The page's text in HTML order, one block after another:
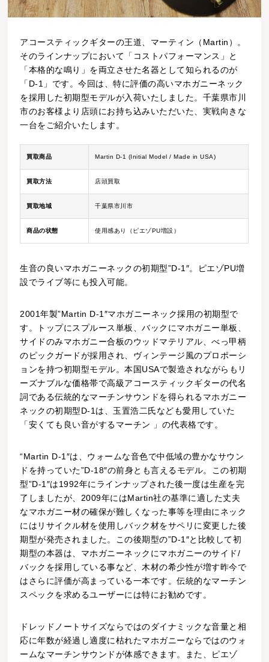
アコースティックギターの王道、マーティン（Martin）。
そのラインナップにおいて「コストパフォーマンス」と
「本格的な鳴り」を両立させた名器として知られるのが
「D-1」です。今回は、特に評価の高いマホガニーネック
を採用した初期型モデルが入荷いたしました。千葉県市川
市のお客様より店頭にお持ち込みいただいた、実戦向きな
一台をご紹介いたします。
買取商品 Martin D-1 (Initial Model / Made in USA)
買取方法 店頭買取
買取地域 千葉県市川市
商品の状態 使用感あり（ピエゾPU増設）
生音の良いマホガニーネックの初期型”D-1″。ピエゾPU増
設でライブ等にも投入可能。
2001年製”Martin D-1″マホガニーネック採用の初期型で
す。トップにスプルース単板、バックにマホガニー単板、
サイドのみマホガニー合板のウッドマテリアル、べっ甲柄
のピックガードが採用され、ヴィンテージ風のプロポーシ
ョンを持つ初期型モデル。本国USAで製造されながらもリ
ーズナブルな価格帯で高級アコースティックギターの代名
詞である伝統的なマーチンサウンドを得られるマホガニー
ネックの初期型D-1は、玉置浩二氏なども愛用していた
「安くても良い音がするマーチン 」の代表格です。
“Martin D-1″は、ウォームな音色で中低域の豊かなサウン
ドを持っていた”D-18″の前身とも言えるモデル。この初期
型”D-1″は1992年にラインナップされた後一度は生産を完
了しましたが、2009年にはMartin社の基準に適した丈夫
なマホガニー材の確保が難しくなった事等を理由にネック
にはリサイクル材を使用しバック材をサペリに変更した後
期型が発売されました。この後期型の”D-1″と比較して初
期型の本器は、マホガニーネックにマホガニーのサイド/
バックを採用している事など、木材の希少性が増す昨今で
はさらに評価が高まっている一本です。伝統的なマーチン
スペックを求めるユーザーには特にお勧めです。
ドレッドノートサイズならではのダイナミックな音量と相
応に年数が経過し適度に枯れたマホガニーならではのウォ
ームなマーチンサウンドが体感できます。また、ピエゾ